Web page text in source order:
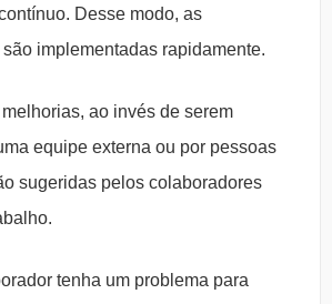
Desse modo, as
implementadas rapidamente.
ao invés de serem
equipe externa ou por pessoas
sugeridas pelos colaboradores
tenha um problema para